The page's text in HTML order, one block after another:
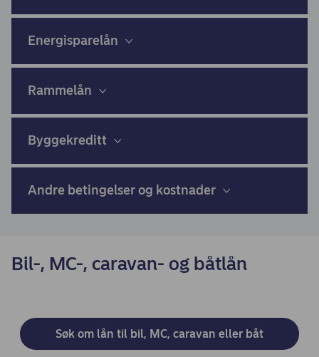
Energisparelån
Rammelån
Byggekreditt
Andre betingelser og kostnader
Bil-, MC-, caravan- og båtlån
Søk om lån til bil, MC, caravan eller båt